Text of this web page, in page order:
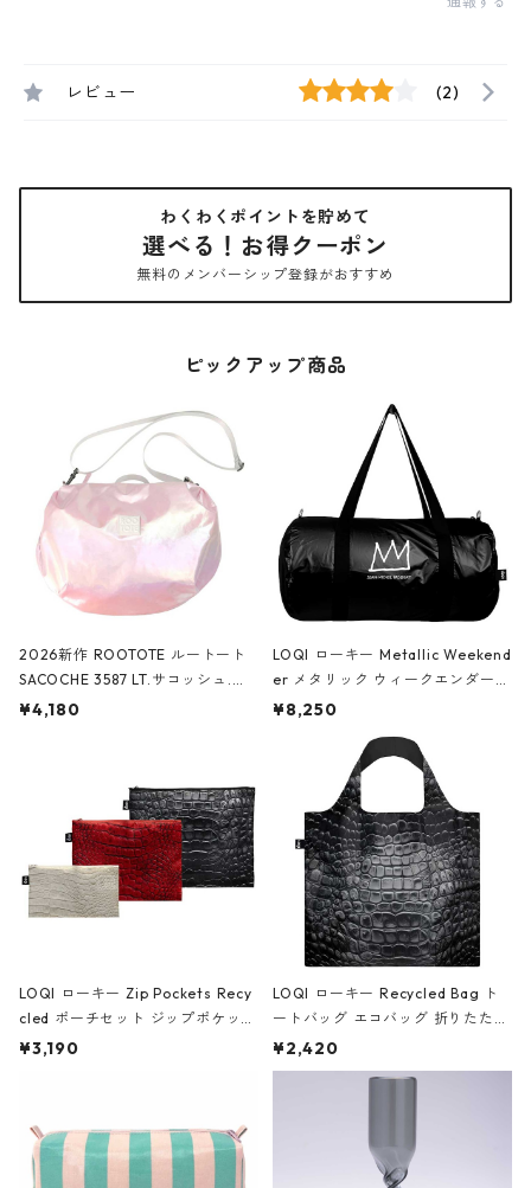
レビュー (2)
わくわくポイントを貯めて
選べる！お得クーポン
無料のメンバーシップ登録がおすすめ
ピックアップ商品
2026新作 ROOTOTE ルートート
SACOCHE 3587 LT.サコッシュ.ル
ミエ-B ショルダーバッグ グロスピ
¥4,180
LOQI ローキー Metallic Weekend
er メタリック ウィークエンダー
ボストンバッグ ショルダーバッグ
Black ジャン=ミッシェル・バスキ
ア/クラウン ブラック
¥8,250
LOQI ローキー Zip Pockets Recy
cled ポーチセット ジップポケット
ファスナーポーチ 撥水加工 トラベ
ーガンディー、オフホワイト
¥3,190
LOQI ローキー Recycled Bag ト
ートバッグ エコバッグ 折りたたみ
大きめ 撥水加工 収納ポーチ CRO
CODILE/Black クロコダイル/ブラ
¥2,420